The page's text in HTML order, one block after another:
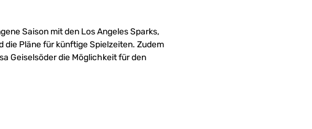
Saison mit den Los Angeles Sparks,
die Pläne für künftige Spielzeiten. Zudem
Geiselsöder die Möglichkeit für den